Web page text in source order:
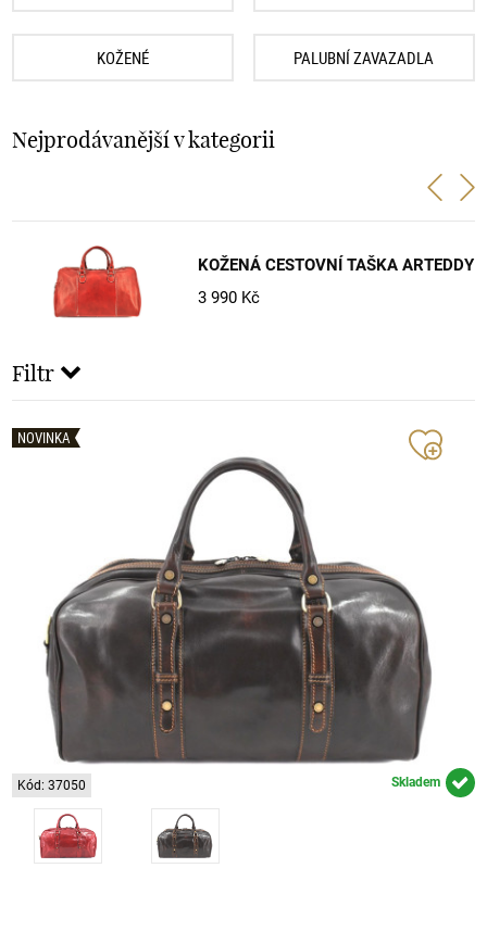
KOŽENÉ PALUBNÍ ZAVAZADLA
Nejprodávanější v kategorii
KOŽENÁ CESTOVNÍ TAŠKA ARTEDDY
3 990 Kč
Filtr
NOVINKA
Kód: 37050 Skladem